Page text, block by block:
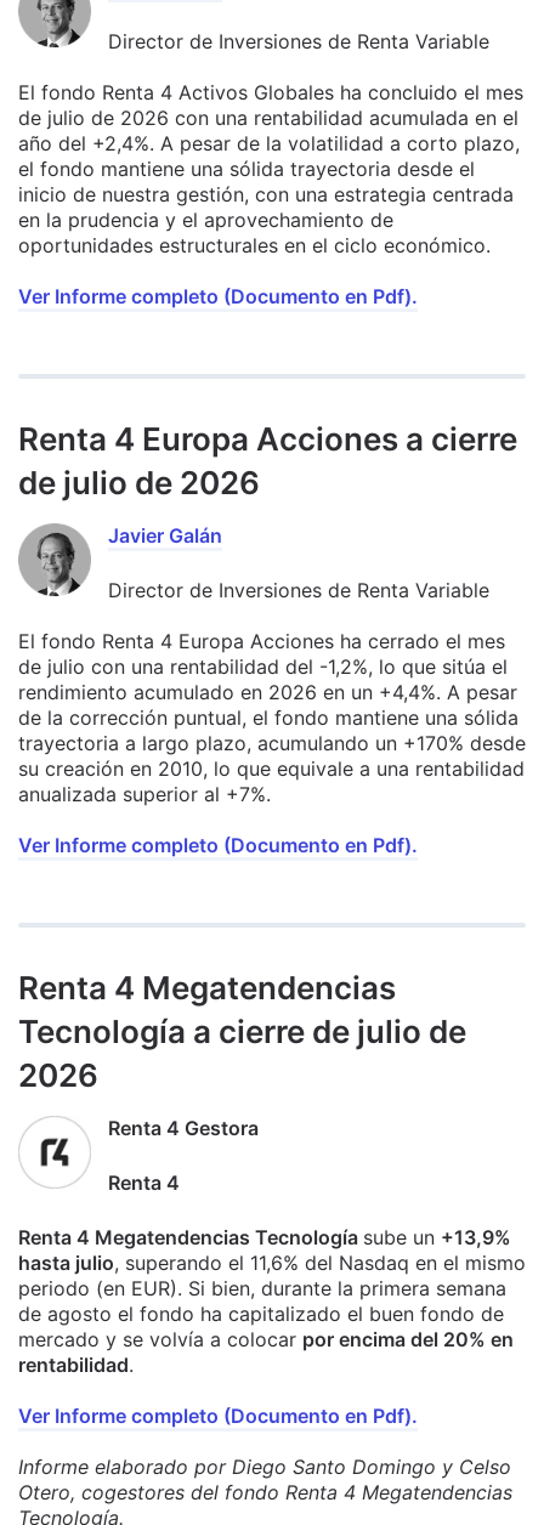
Director de Inversiones de Renta Variable
El fondo Renta 4 Activos Globales ha concluido el mes
de julio de 2026 con una rentabilidad acumulada en el
año del +2,4%. A pesar de la volatilidad a corto plazo,
el fondo mantiene una sólida trayectoria desde el
inicio de nuestra gestión, con una estrategia centrada
en la prudencia y el aprovechamiento de
oportunidades estructurales en el ciclo económico.
Ver Informe completo (Documento en Pdf).
Renta 4 Europa Acciones a cierre
de julio de 2026
Javier Galán
Director de Inversiones de Renta Variable
El fondo Renta 4 Europa Acciones ha cerrado el mes
de julio con una rentabilidad del -1,2%, lo que sitúa el
rendimiento acumulado en 2026 en un +4,4%. A pesar
de la corrección puntual, el fondo mantiene una sólida
trayectoria a largo plazo, acumulando un +170% desde
su creación en 2010, lo que equivale a una rentabilidad
anualizada superior al +7%.
Ver Informe completo (Documento en Pdf).
Renta 4 Megatendencias
Tecnología a cierre de julio de
2026
Renta 4 Gestora
Renta 4
Renta 4 Megatendencias Tecnología sube un +13,9%
hasta julio, superando el 11,6% del Nasdaq en el mismo
periodo (en EUR). Si bien, durante la primera semana
de agosto el fondo ha capitalizado el buen fondo de
mercado y se volvía a colocar por encima del 20% en
rentabilidad.
Ver Informe completo (Documento en Pdf).
Informe elaborado por Diego Santo Domingo y Celso
Otero, cogestores del fondo Renta 4 Megatendencias
Tecnología.